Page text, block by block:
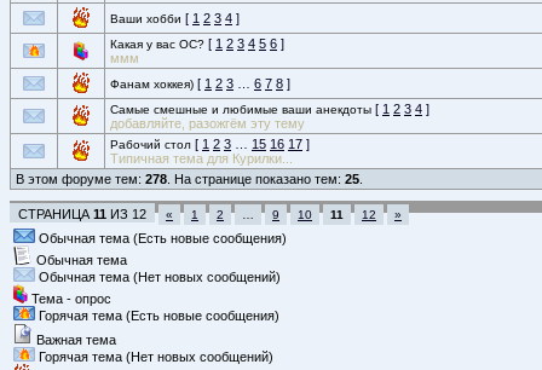
Ваши хобби [ 1 2 3 4 ]
Какая у вас ОС? [ 1 2 3 4 5 6 ]
ммм
Фанам хоккея) [ 1 2 3 6 7 8 ]
Самые смешные и любимые ваши анекдоты [ 1 2 3 4 ]
добавляйте, разожгём эту тему
Рабочий стол [ 1 2 3 15 16 17 ]
Типичная тема для Курилки...
В этом форуме тем: 278 . На странице показано тем: 25
СТРАНИЦА 11 ИЗ 12 « 1 2 9 10 11 12 »
Обычная тема (Есть новые сообщения)
Обычная тема
Обычная тема (Нет новых сообщений)
Тема - опрос
Горячая тема (Есть новые сообщения)
Важная тема
Горячая тема (Нет новых сообщений)